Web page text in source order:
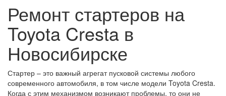
Ремонт стартеров на
Toyota Cresta в
Новосибирске
Стартер – это важный агрегат пусковой системы любого
современного автомобиля, в том числе модели Toyota Cresta.
Когда с этим механизмом возникают проблемы, то они не